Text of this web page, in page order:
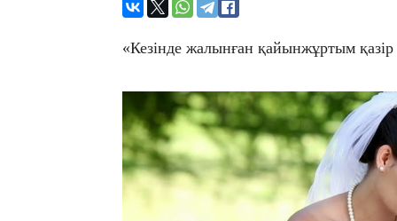
«Кезінде жалынған қайынжұртым қазір